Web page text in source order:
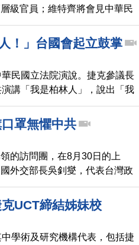
級官員；維特齊將會見中華民
吳釗燮、防疫指揮官陳時中等
層，其中有首席副議長 魯斯基
衛生委員會主席等人，還有布
！」台國會起立鼓掌
民國立法院演說。捷克參議長
講「我是柏林人」，說出「我
，全場國會議員起立鼓掌。立
主同盟。
罩無懼中共
的訪問團，在8月30日的上
外交部長吳釗燮，代表台灣政
相當注重防疫。除了雙方在身
連口罩上，都印有兩國的國
UCT締結姊妹校
學術及研究機構代表，包括捷